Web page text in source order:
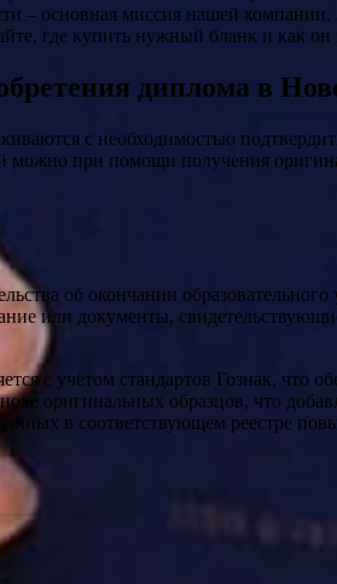
– основная миссия нашей
где купить нужный бланк и как
диплома в
с необходимостью
можно при помощи получения
об окончании
или документы,
с учётом стандартов Гознак, что
оригинальных образцов, что
в соответствующем реестре